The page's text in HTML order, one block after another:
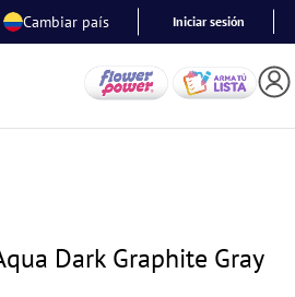
Cambiar país Iniciar sesión
Dark Graphite Gray